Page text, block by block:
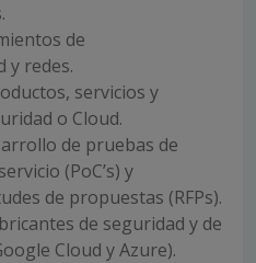
de
y redes.
servicios y
o Cloud.
de pruebas de
(PoC’s) y
de propuestas (RFPs).
de seguridad y de
Cloud y Azure).